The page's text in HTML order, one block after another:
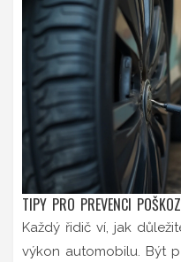
TIPY PRO PREVENCI
Každý řidič ví, jak
výkon automobilu. Být